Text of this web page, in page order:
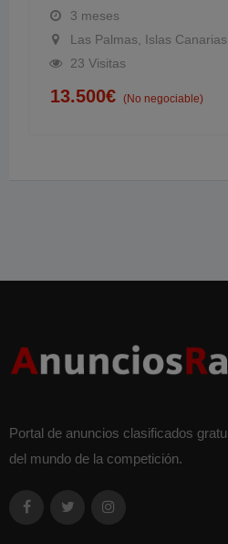
3 meses
Las Palmas, Islas Canarias
23 Visitas
13.500€ (No negociable)
Portal de anuncios clasificados
del mundo de la competición.